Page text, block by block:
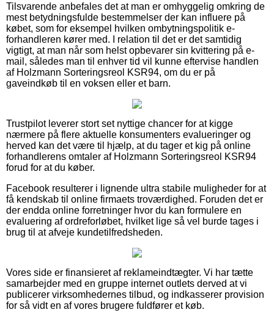
Tilsvarende anbefales det at man er omhyggelig omkring de
mest betydningsfulde bestemmelser der kan influere på
købet, som for eksempel hvilken ombytningspolitik e-
forhandleren kører med. I relation til det er det samtidig
vigtigt, at man når som helst opbevarer sin kvittering på e-
mail, således man til enhver tid vil kunne eftervise handlen
af Holzmann Sorteringsreol KSR94, om du er på
gaveindkøb til en voksen eller et barn.
Trustpilot leverer stort set nyttige chancer for at kigge
nærmere på flere aktuelle konsumenters evalueringer og
herved kan det være til hjælp, at du tager et kig på online
forhandlerens omtaler af Holzmann Sorteringsreol KSR94
forud for at du køber.
Facebook resulterer i lignende ultra stabile muligheder for at
få kendskab til online firmaets troværdighed. Foruden det er
der endda online forretninger hvor du kan formulere en
evaluering af ordreforløbet, hvilket lige så vel burde tages i
brug til at afveje kundetilfredsheden.
Vores side er finansieret af reklameindtægter. Vi har tætte
samarbejder med en gruppe internet outlets derved at vi
publicerer virksomhedernes tilbud, og indkasserer provision
for så vidt en af vores brugere fuldfører et køb.